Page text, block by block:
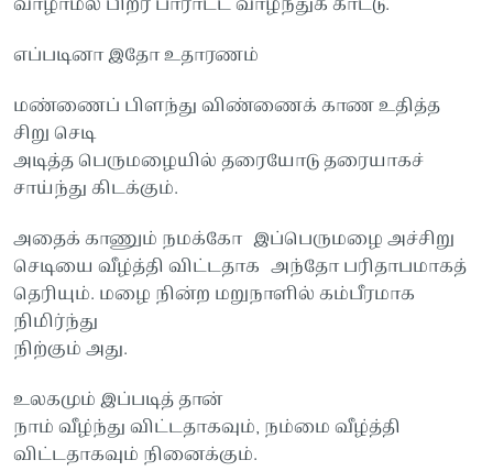
எப்படினா இதோ உதாரணம்
மண்ணைப் பிளந்து விண்ணைக் காண உதித்த
சிறு செடி
அடித்த பெருமழையில் தரையோடு தரையாகச்
சாய்ந்து கிடக்கும்.
அதைக் காணும் நமக்கோ இப்பெருமழை அச்சிறு
செடியை வீழ்த்தி விட்டதாக அந்தோ பரிதாபமாகத்
தெரியும். மழை நின்ற மறுநாளில் கம்பீரமாக
நிமிர்ந்து
நிற்கும் அது‌‌.
உலகமும் இப்படித் தான்
நாம் வீழ்ந்து விட்டதாகவும், நம்மை வீழ்த்தி
விட்டதாகவும் நினைக்கும்.